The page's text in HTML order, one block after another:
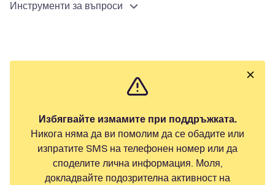
Инструменти за въпроси
Избягвайте измамите при поддръжката.
Никога няма да ви помолим да се обадите или
изпратите SMS на телефонен номер или да
споделите лична информация. Моля,
докладвайте подозрителна активност на